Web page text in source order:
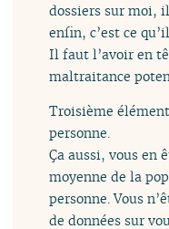
dossiers sur moi,
enfin, c’est ce
Il faut l’avoir en
maltraitance
Troisième
personne.
Ça aussi, vous en
moyenne de la
personne. Vous
de données sur